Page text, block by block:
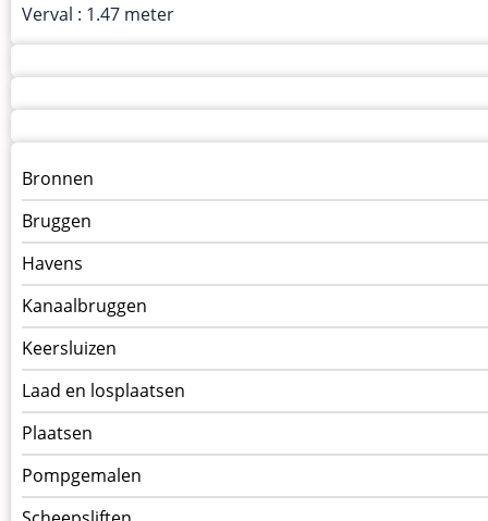
Verval : 1.47 meter
Menu
kunstwerken
op
kunstwerkpagina
Bronnen
Bruggen
Havens
Kanaalbruggen
Keersluizen
Laad en losplaatsen
Plaatsen
Pompgemalen